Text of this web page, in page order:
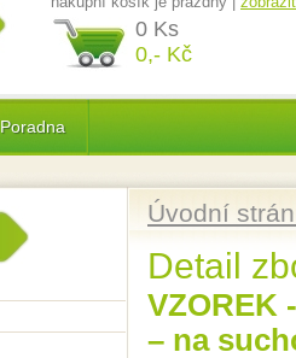
0 Ks
0,- Kč
Poradna
Úvodní
Detail
VZOREK
– na